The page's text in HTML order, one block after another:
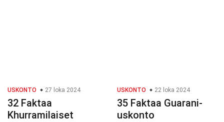
USKONTO 27 loka 2024
32 Faktaa
Khurramilaiset
USKONTO 22 loka 2024
35 Faktaa Guarani-
uskonto